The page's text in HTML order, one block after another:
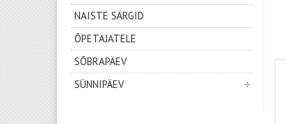
NAISTE SÄRGID
ÕPETAJATELE
SÕBRAPÄEV
SÜNNIPÄEV